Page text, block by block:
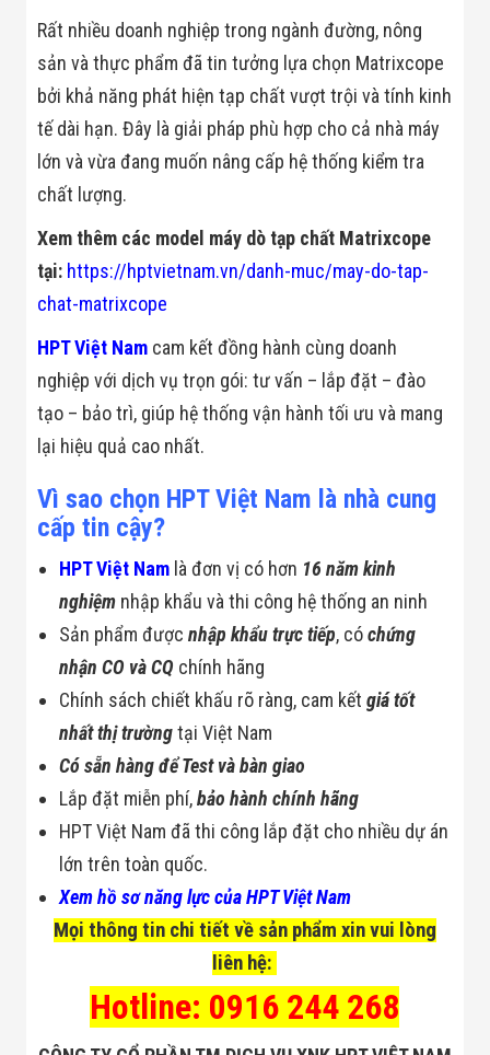
Bo Mạch Điện
Tử
Súng Bắn
Flycam
Robot Tự Hành
Robot AI
THIẾT BỊ KIỂM
SOÁT RA VÀO
Máy Soi Hành
Lý (X-Ray)
Cổng Phân Làn
Khuôn Mặt
Hệ Thống Điện
Nhẹ
Thiết Bị Theo
Ngành
Thiết Bị Ngành
Thực Phẩm
Công Nghiệp
Giáo Dục
Thiết Bị Ngành
Thủy Sản
Giày Da, Túi
Xách
Dự Án Ngành
Thực Phẩm
Dự Án Ngành
Giáo Dục -
Dự Án Ngành
Điện Tử
Dự Án Ngành
Công An - Quân
Rất nhiều doanh nghiệp trong ngành đường, nông
sản và thực phẩm đã tin tưởng lựa chọn Matrixcope
bởi khả năng phát hiện tạp chất vượt trội và tính kinh
tế dài hạn. Đây là giải pháp phù hợp cho cả nhà máy
lớn và vừa đang muốn nâng cấp hệ thống kiểm tra
chất lượng.
Xem thêm các model máy dò tạp chất Matrixcope
tại: https://hptvietnam.vn/danh-muc/may-do-tap-
chat-matrixcope
HPT Việt Nam cam kết đồng hành cùng doanh
nghiệp với dịch vụ trọn gói: tư vấn – lắp đặt – đào
tạo – bảo trì, giúp hệ thống vận hành tối ưu và mang
lại hiệu quả cao nhất.
Vì sao chọn HPT Việt Nam là nhà cung
cấp tin cậy?
HPT Việt Nam là đơn vị có hơn 16 năm kinh
nghiệm nhập khẩu và thi công hệ thống an ninh
Sản phẩm đượcnhập khẩu trực tiếp, cóchứng
nhận CO và CQ chính hãng
Chính sách chiết khấu rõ ràng, cam kếtgiá tốt
nhất thị trườngtại Việt Nam
Có sẵn hàng để Test và bàn giao
Lắp đặt miễn phí,bảo hành chính hãng
HPT Việt Nam đã thi công lắp đặt cho nhiều dự án
lớn trên toàn quốc.
Xem hồ sơ năng lực của HPT Việt Nam
Mọi thông tin chi tiết về sản phẩm xin vui lòng
liên hệ:
Hotline: 0916 244 268